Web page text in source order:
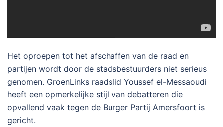
Het oproepen tot het afschaffen van de raad en
partijen wordt door de stadsbestuurders niet serieus
genomen. GroenLinks raadslid Youssef el-Messaoudi
heeft een opmerkelijke stijl van debatteren die
opvallend vaak tegen de Burger Partij Amersfoort is
gericht.